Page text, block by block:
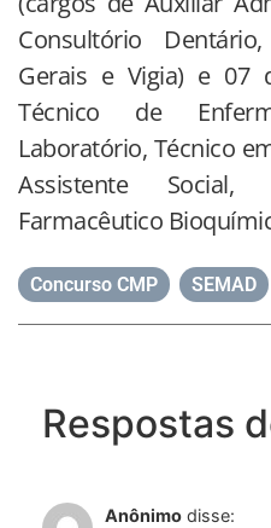
Consultório
Gerais e Vigia) e 07
Técnico de
Laboratório, Técnico
Assistente Social,
Farmacêutico
Concurso CMP SEMAD
Respostas
Anônimo disse: